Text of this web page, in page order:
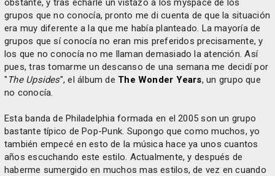
obstante, y tras echarle un vistazo a los myspace de los
grupos que no conocía, pronto me di cuenta de que la situación
era muy diferente a la que me había planteado. La mayoría de
grupos que sí conocía no eran mis preferidos precisamente, y
los que no conocía no me llaman demasiado la atención. Así
pues, tras tomarme un descanso de una semana me decidí por
" The Upsides", el álbum de The Wonder Years, un grupo que
no conocía.
Esta banda de Philadelphia formada en el 2005 son un grupo
bastante típico de Pop-Punk. Supongo que como muchos, yo
también empecé en esto de la música hace ya unos cuantos
años escuchando este estilo. Actualmente, y después de
haberme sumergido en muchos mas estilos, de vez en cuando